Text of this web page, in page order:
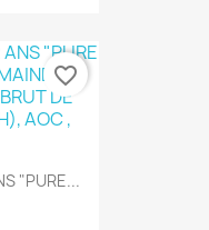
"PURE...
favorite_border